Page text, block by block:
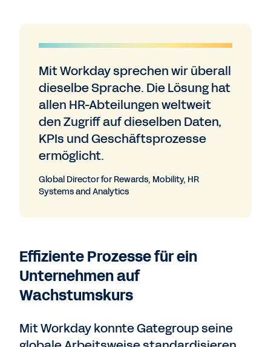
Mit Workday sprechen wir überall
dieselbe Sprache. Die Lösung hat
allen HR-Abteilungen weltweit
den Zugriff auf dieselben Daten,
KPIs und Geschäftsprozesse
ermöglicht.
Global Director for Rewards, Mobility, HR
Systems and Analytics
Effiziente Prozesse für ein
Unternehmen auf
Wachstumskurs
Mit Workday konnte Gategroup seine